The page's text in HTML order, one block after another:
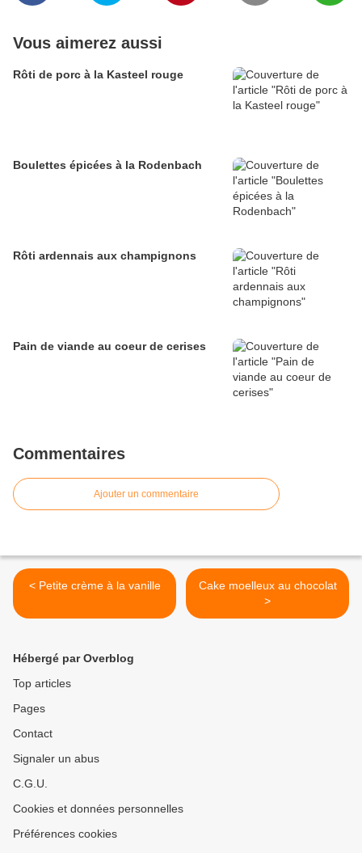
Vous aimerez aussi
Rôti de porc à la Kasteel rouge
Boulettes épicées à la Rodenbach
Rôti ardennais aux champignons
Pain de viande au coeur de cerises
Commentaires
Ajouter un commentaire
< Petite crème à la vanille
Cake moelleux au chocolat
>
Hébergé par Overblog
Top articles
Pages
Contact
Signaler un abus
C.G.U.
Cookies et données personnelles
Préférences cookies